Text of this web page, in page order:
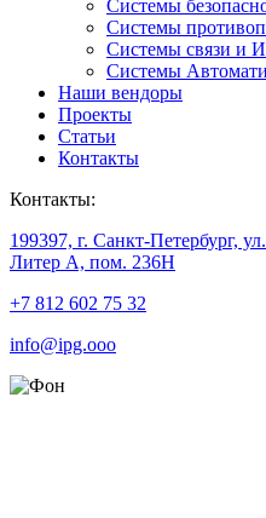
Системы
Системы
Системы связи и
Системы
Наши вендоры
Проекты
Статьи
Контакты
Контакты:
199397, г. Санкт-Петербург,
Литер А, пом. 236Н
+7 812 602 75 32
info@ipg.ooo